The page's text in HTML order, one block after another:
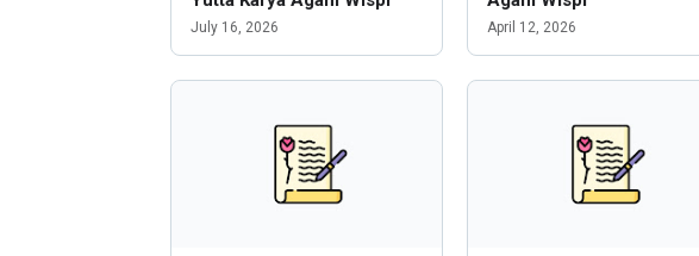
July 16, 2026 April 12, 2026